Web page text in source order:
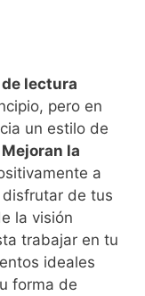
lectura
pero en
un estilo de
Mejoran la
a
de tus
la visión
trabajar en tu
ideales
forma de